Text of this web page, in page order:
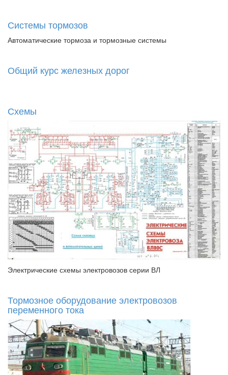
Системы тормозов
Автоматические тормоза и тормозные системы
Общий курс железных дорог
Схемы
Электрические схемы электровозов серии ВЛ
Тормозное оборудование электровозов
переменного тока